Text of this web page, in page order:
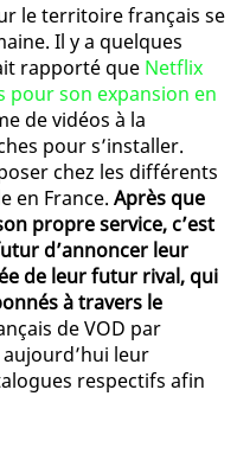
le territoire français se
Il y a quelques
rapporté que Netflix
pour son expansion en
de vidéos à la
pour s’installer.
chez les différents
en France. Après que
propre service, c’est
d’annoncer leur
de leur futur rival, qui
à travers le
de VOD par
leur
respectifs afin